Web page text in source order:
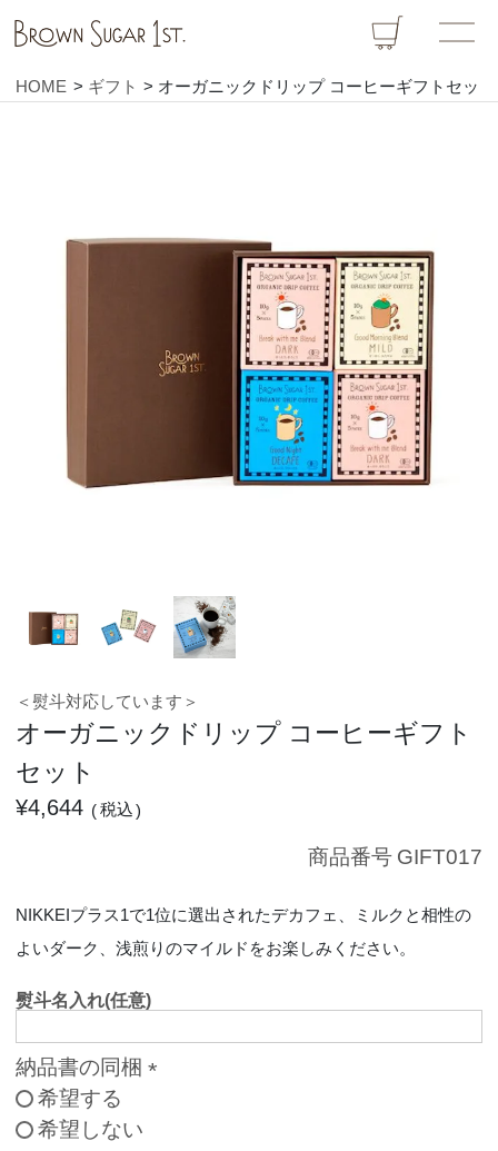
HOME ギフト オーガニックドリップ コーヒーギフトセット
＜熨斗対応しています＞
オーガニックドリップ コーヒーギフト
セット
¥4,644 税込
商品番号 GIFT017
NIKKEIプラス1で1位に選出されたデカフェ、ミルクと相性の
よいダーク、浅煎りのマイルドをお楽しみください。
熨斗名入れ(任意)
納品書の同梱
希望する
希望しない